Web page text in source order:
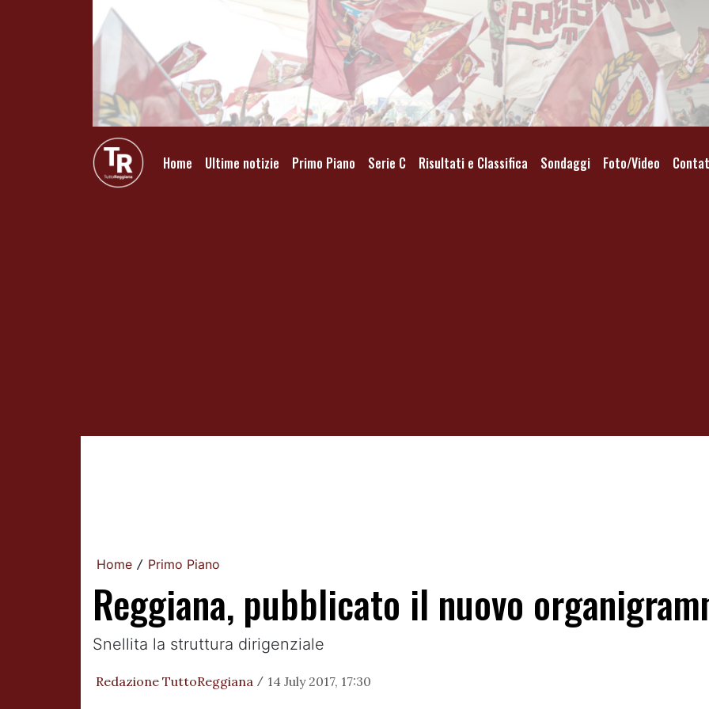
Home Ultime notizie Primo Piano Serie C Risultati e Classifica Sondaggi Foto/Video
Home / Primo Piano
Reggiana, pubblicato il nuovo
Snellita la struttura dirigenziale
Redazione TuttoReggiana / 14 July 2017, 17:30